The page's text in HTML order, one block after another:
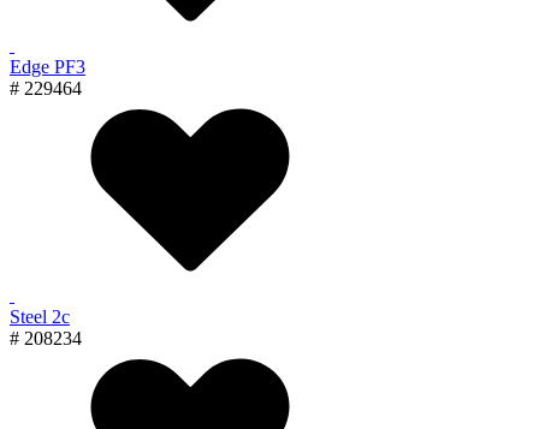
Edge PF3
# 229464
Steel 2с
# 208234